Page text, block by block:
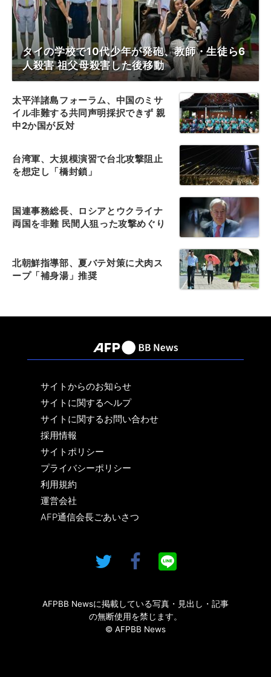
タイの学校で10代少年が発砲、教師・生徒ら6
人殺害 祖父母殺害した後移動
太平洋諸島フォーラム、中国のミサ
イル非難する共同声明採択できず 親
中2か国が反対
台湾軍、大規模演習で台北攻撃阻止
を想定し「橋封鎖」
国連事務総長、ロシアとウクライナ
両国を非難 民間人狙った攻撃めぐり
北朝鮮指導部、夏バテ対策に犬肉ス
ープ「補身湯」推奨
サイトからのお知らせ
サイトに関するヘルプ
サイトに関するお問い合わせ
採用情報
サイトポリシー
プライバシーポリシー
利用規約
運営会社
AFP通信会長ごあいさつ
AFPBB Newsに掲載している写真・見出し・記事
の無断使用を禁じます。
© AFPBB News